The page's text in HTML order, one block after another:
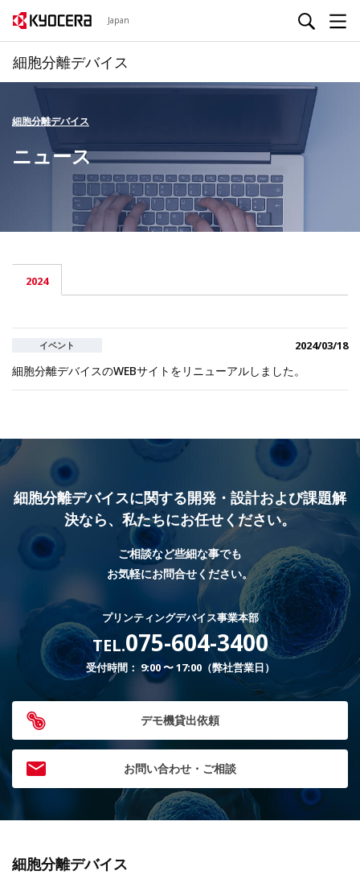
Japan
細胞分離デバイス
細胞分離デバイス
ニュース
2024
イベント 2024/03/18
細胞分離デバイスのWEBサイトをリニューアルしました。
細胞分離デバイスに関する開発・設計および課題解
決なら、 私たちにお任せください。
ご相談など些細な事でも
お気軽にお問合せください。
プリンティングデバイス事業本部
TEL.075-604-3400
受付時間： 9:00 〜 17:00（弊社営業日）
デモ機貸出依頼
お問い合わせ・ご相談
細胞分離デバイス